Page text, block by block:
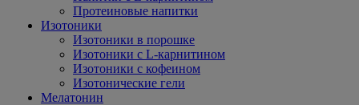
Протеиновые напитки
Изотоники
Изотоники в порошке
Изотоники с L-карнитином
Изотоники с кофеином
Изотонические гели
Мелатонин